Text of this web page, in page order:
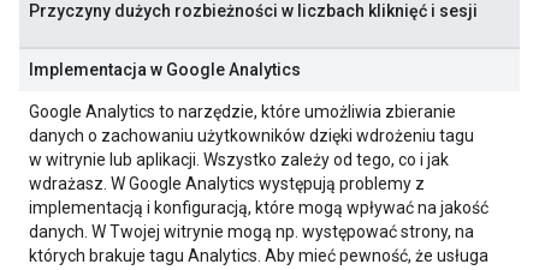
Przyczyny dużych rozbieżności w liczbach kliknięć i sesji
Implementacja w Google Analytics
Google Analytics to narzędzie, które umożliwia zbieranie
danych o zachowaniu użytkowników dzięki wdrożeniu tagu
w witrynie lub aplikacji. Wszystko zależy od tego, co i jak
wdrażasz. W Google Analytics występują problemy z
implementacją i konfiguracją, które mogą wpływać na jakość
danych. W Twojej witrynie mogą np. występować strony, na
których brakuje tagu Analytics. Aby mieć pewność, że usługa